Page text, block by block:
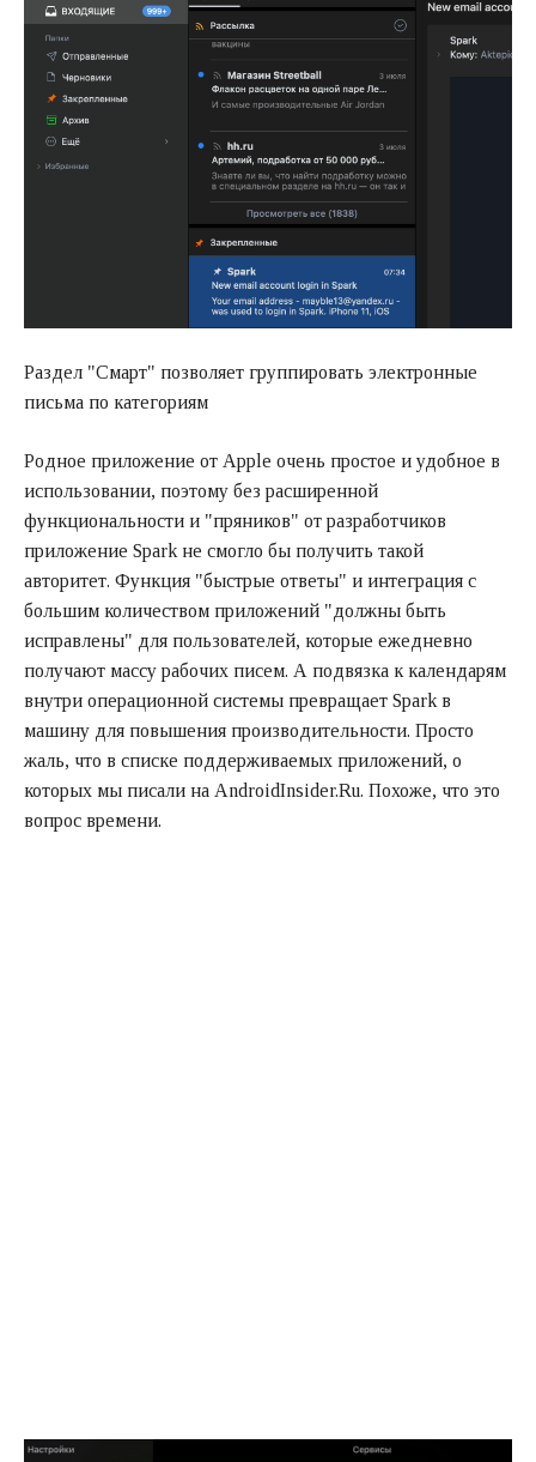
Раздел "Смарт" позволяет группировать электронные
письма по категориям
Родное приложение от Apple очень простое и удобное в
использовании, поэтому без расширенной
функциональности и "пряников" от разработчиков
приложение Spark не смогло бы получить такой
авторитет. Функция "быстрые ответы" и интеграция с
большим количеством приложений "должны быть
исправлены" для пользователей, которые ежедневно
получают массу рабочих писем. А подвязка к календарям
внутри операционной системы превращает Spark в
машину для повышения производительности. Просто
жаль, что в списке поддерживаемых приложений, о
которых мы писали на AndroidInsider.Ru. Похоже, что это
вопрос времени.